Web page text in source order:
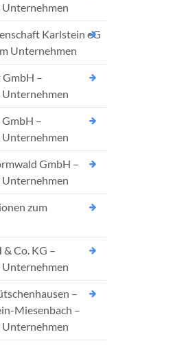
Karlstein eG
Unternehmen
–
–
GmbH –
zum
Co. KG –
–
Miesenbach –